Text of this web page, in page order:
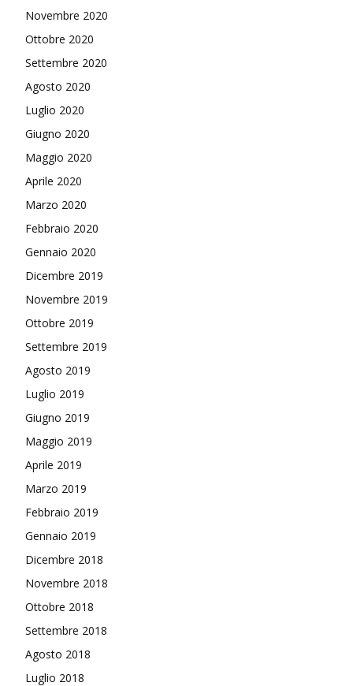
Novembre 2020
Ottobre 2020
Settembre 2020
Agosto 2020
Luglio 2020
Giugno 2020
Maggio 2020
Aprile 2020
Marzo 2020
Febbraio 2020
Gennaio 2020
Dicembre 2019
Novembre 2019
Ottobre 2019
Settembre 2019
Agosto 2019
Luglio 2019
Giugno 2019
Maggio 2019
Aprile 2019
Marzo 2019
Febbraio 2019
Gennaio 2019
Dicembre 2018
Novembre 2018
Ottobre 2018
Settembre 2018
Agosto 2018
Luglio 2018